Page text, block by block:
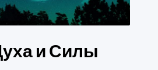
и Силы